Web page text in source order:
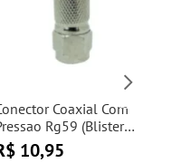
Coaxial Com
Rg59 (Blister
Foxlux
10,95